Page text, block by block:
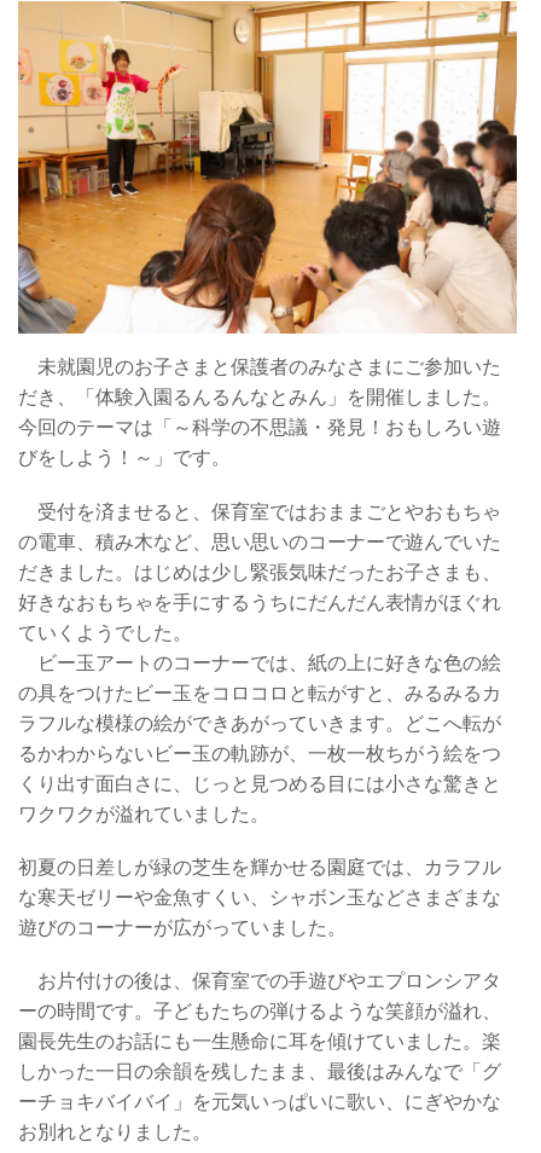
未就園児のお子さまと保護者のみなさまにご参加いた
だき、「体験入園るんるんなとみん」を開催しました。
今回のテーマは「～科学の不思議・発見！おもしろい遊
びをしよう！～」です。
受付を済ませると、保育室ではおままごとやおもちゃ
の電車、積み木など、思い思いのコーナーで遊んでいた
だきました。はじめは少し緊張気味だったお子さまも、
好きなおもちゃを手にするうちにだんだん表情がほぐれ
ていくようでした。
ビー玉アートのコーナーでは、紙の上に好きな色の絵
の具をつけたビー玉をコロコロと転がすと、みるみるカ
ラフルな模様の絵ができあがっていきます。どこへ転が
るかわからないビー玉の軌跡が、一枚一枚ちがう絵をつ
くり出す面白さに、じっと見つめる目には小さな驚きと
ワクワクが溢れていました。
初夏の日差しが緑の芝生を輝かせる園庭では、カラフル
な寒天ゼリーや金魚すくい、シャボン玉などさまざまな
遊びのコーナーが広がっていました。
お片付けの後は、保育室での手遊びやエプロンシアタ
ーの時間です。子どもたちの弾けるような笑顔が溢れ、
園長先生のお話にも一生懸命に耳を傾けていました。楽
しかった一日の余韻を残したまま、最後はみんなで「グ
ーチョキバイバイ」を元気いっぱいに歌い、にぎやかな
お別れとなりました。